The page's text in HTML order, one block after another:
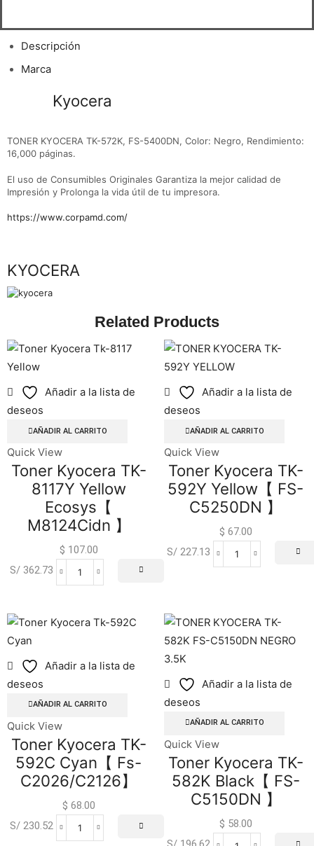
Descripción
Marca
Kyocera
TONER KYOCERA TK-572K, FS-5400DN, Color: Negro, Rendimiento:
16,000 páginas.
El uso de Consumibles Originales Garantiza la mejor calidad de
Impresión y Prolonga la vida útil de tu impresora.
https://www.corpamd.com/
KYOCERA
Related Products
Añadir a la lista de
deseos
AÑADIR AL CARRITO
Quick View
Toner Kyocera TK-
8117Y Yellow
Ecosys【
M8124Cidn 】
$ 107.00
S/ 362.73
Añadir a la lista de
deseos
AÑADIR AL CARRITO
Quick View
Toner Kyocera TK-
592Y Yellow【 FS-
C5250DN 】
$ 67.00
S/ 227.13
Añadir a la lista de
deseos
AÑADIR AL CARRITO
Quick View
Toner Kyocera TK-
592C Cyan【 Fs-
C2026/C2126】
$ 68.00
S/ 230.52
Añadir a la lista de
deseos
AÑADIR AL CARRITO
Quick View
Toner Kyocera TK-
582K Black【 FS-
C5150DN 】
$ 58.00